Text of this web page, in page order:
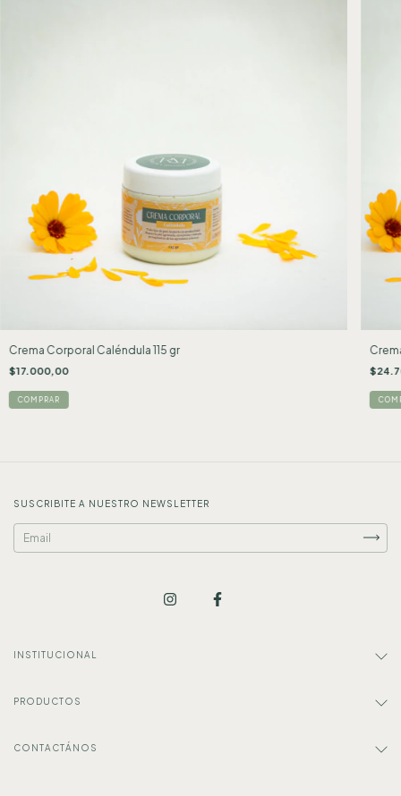
Crema Corporal Caléndula 115 gr
$17.000,00
SUSCRIBITE A NUESTRO NEWSLETTER
INSTITUCIONAL
PRODUCTOS
CONTACTÁNOS